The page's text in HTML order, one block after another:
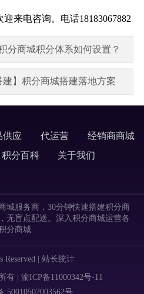
来电咨询。电话18183067882
分商城积分体系如何设置？
】积分商城搭建落地方案
供应 代运营
经销商商城
积分百科 关于我们
城服务商，30分钟快速搭建积分商
无盲点配送。深入积分商城运营各
分商城
| 站长统计
| 渝ICP备11000342号-11
50010502003562号